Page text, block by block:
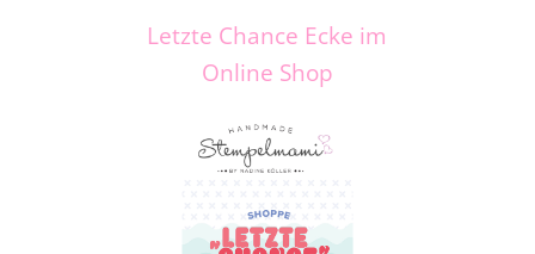
Letzte Chance Ecke im
Online Shop